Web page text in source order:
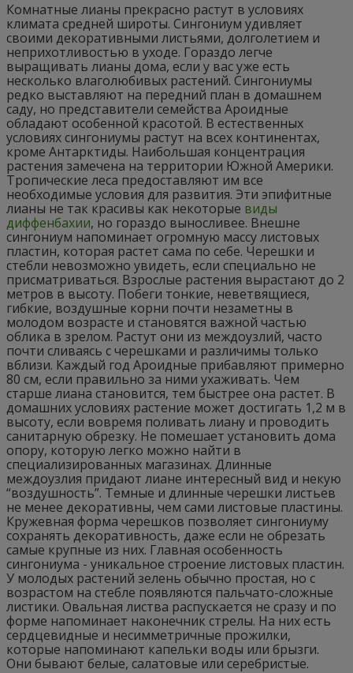
Комнатные лианы прекрасно растут в условиях
климата средней широты. Сингониум удивляет
своими декоративными листьями, долголетием и
неприхотливостью в уходе. Гораздо легче
выращивать лианы дома, если у вас уже есть
несколько влаголюбивых растений. Сингониумы
редко выставляют на передний план в домашнем
саду, но представители семейства Ароидные
обладают особенной красотой. В естественных
условиях сингониумы растут на всех континентах,
кроме Антарктиды. Наибольшая концентрация
растения замечена на территории Южной Америки.
Тропические леса предоставляют им все
необходимые условия для развития. Эти эпифитные
лианы не так красивы как некоторые виды
диффенбахии, но гораздо выносливее. Внешне
сингониум напоминает огромную массу листовых
пластин, которая растет сама по себе. Черешки и
стебли невозможно увидеть, если специально не
присматриваться. Взрослые растения вырастают до 2
метров в высоту. Побеги тонкие, неветвящиеся,
гибкие, воздушные корни почти незаметны в
молодом возрасте и становятся важной частью
облика в зрелом. Растут они из междоузлий, часто
почти сливаясь с черешками и различимы только
вблизи. Каждый год Ароидные прибавляют примерно
80 см, если правильно за ними ухаживать. Чем
старше лиана становится, тем быстрее она растет. В
домашних условиях растение может достигать 1,2 м в
высоту, если вовремя поливать лиану и проводить
санитарную обрезку. Не помешает установить дома
опору, которую легко можно найти в
специализированных магазинах. Длинные
междоузлия придают лиане интересный вид и некую
“воздушность”. Темные и длинные черешки листьев
не менее декоративны, чем сами листовые пластины.
Кружевная форма черешков позволяет сингониуму
сохранять декоративность, даже если не обрезать
самые крупные из них. Главная особенность
сингониума - уникальное строение листовых пластин.
У молодых растений зелень обычно простая, но с
возрастом на стебле появляются пальчато-сложные
листики. Овальная листва распускается не сразу и по
форме напоминает наконечник стрелы. На них есть
сердцевидные и несимметричные прожилки,
которые напоминают капельки воды или брызги.
Они бывают белые, салатовые или серебристые.